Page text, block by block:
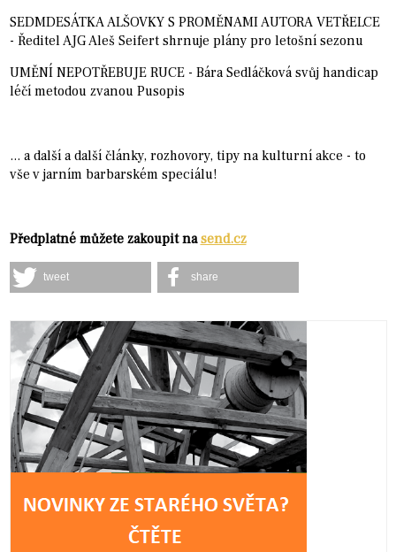
SEDMDESÁTKA ALŠOVKY S PROMĚNAMI AUTORA VETŘELCE
- Ředitel AJG Aleš Seifert shrnuje plány pro letošní sezonu
UMĚNÍ NEPOTŘEBUJE RUCE - Bára Sedláčková svůj handicap
léčí metodou zvanou Pusopis
... a další a další články, rozhovory, tipy na kulturní akce - to
vše v jarním barbarském speciálu!
Předplatné můžete zakoupit nasend.cz
tweet share